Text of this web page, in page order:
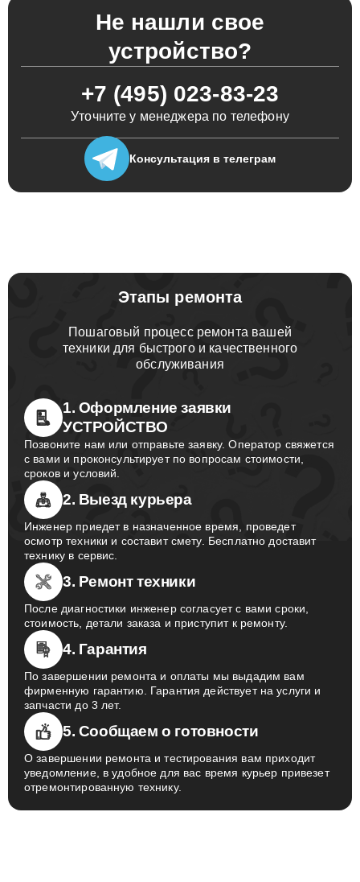
Не нашли свое
устройство?
+7 (495) 023-83-23
Уточните у менеджера по телефону
Консультация в телеграм
Этапы ремонта
Пошаговый процесс ремонта вашей
техники для быстрого и качественного
обслуживания
1. Оформление заявки
УСТРОЙСТВО
Позвоните нам или отправьте заявку. Оператор свяжется
с вами и проконсультирует по вопросам стоимости,
сроков и условий.
2. Выезд курьера
Инженер приедет в назначенное время, проведет
осмотр техники и составит смету. Бесплатно доставит
технику в сервис.
3. Ремонт техники
После диагностики инженер согласует с вами сроки,
стоимость, детали заказа и приступит к ремонту.
4. Гарантия
По завершении ремонта и оплаты мы выдадим вам
фирменную гарантию. Гарантия действует на услуги и
запчасти до 3 лет.
5. Сообщаем о готовности
О завершении ремонта и тестирования вам приходит
уведомление, в удобное для вас время курьер привезет
отремонтированную технику.